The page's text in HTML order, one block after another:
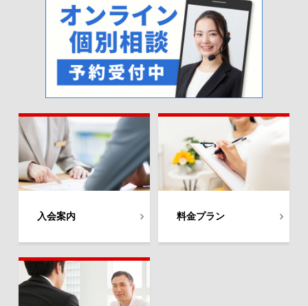
入会案内 料金プラン